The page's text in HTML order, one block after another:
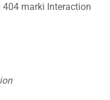
404 marki Interaction